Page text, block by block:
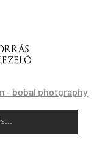
- bobal photgraphy